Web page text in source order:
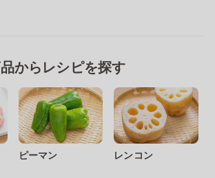
からレシピを探す
ピーマン レンコン